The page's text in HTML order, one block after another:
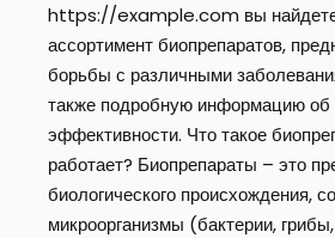
https://example.com вы
ассортимент биопрепаратов,
борьбы с различными
также подробную информацию об
эффективности. Что такое
работает? Биопрепараты – это
биологического происхождения,
микроорганизмы (бактерии,